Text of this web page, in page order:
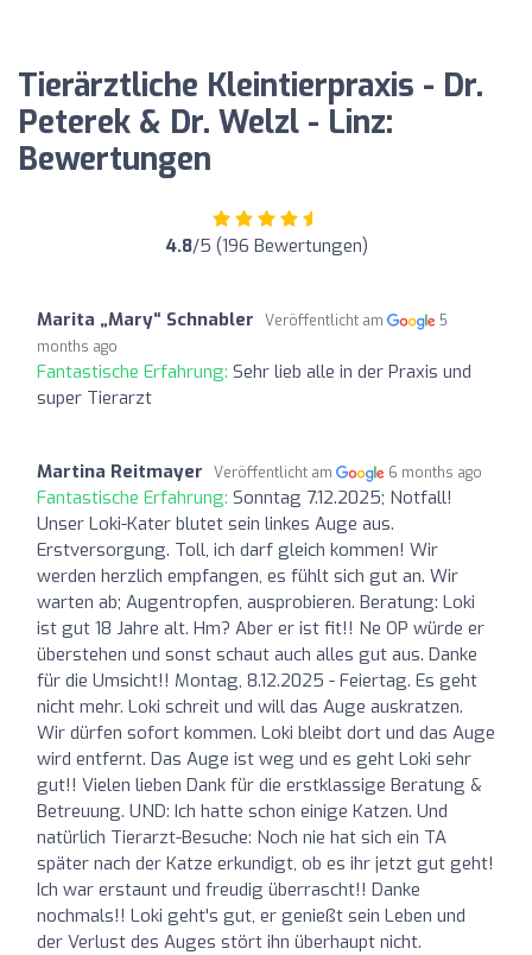
Tierärztliche Kleintierpraxis - Dr.
Peterek & Dr. Welzl - Linz:
Bewertungen
4.8/5 (196 Bewertungen)
Marita „Mary“ Schnabler Veröffentlicht am
5
months ago
Fantastische Erfahrung: Sehr lieb alle in der Praxis und
super Tierarzt
Martina Reitmayer Veröffentlicht am 6 months ago
Fantastische Erfahrung: Sonntag 7.12.2025; Notfall!
Unser Loki-Kater blutet sein linkes Auge aus.
Erstversorgung. Toll, ich darf gleich kommen! Wir
werden herzlich empfangen, es fühlt sich gut an. Wir
warten ab; Augentropfen, ausprobieren. Beratung: Loki
ist gut 18 Jahre alt. Hm? Aber er ist fit!! Ne OP würde er
überstehen und sonst schaut auch alles gut aus. Danke
für die Umsicht!! Montag, 8.12.2025 - Feiertag. Es geht
nicht mehr. Loki schreit und will das Auge auskratzen.
Wir dürfen sofort kommen. Loki bleibt dort und das Auge
wird entfernt. Das Auge ist weg und es geht Loki sehr
gut!! Vielen lieben Dank für die erstklassige Beratung &
Betreuung. UND: Ich hatte schon einige Katzen. Und
natürlich Tierarzt-Besuche: Noch nie hat sich ein TA
später nach der Katze erkundigt, ob es ihr jetzt gut geht!
Ich war erstaunt und freudig überrascht!! Danke
nochmals!! Loki geht's gut, er genießt sein Leben und
der Verlust des Auges stört ihn überhaupt nicht.